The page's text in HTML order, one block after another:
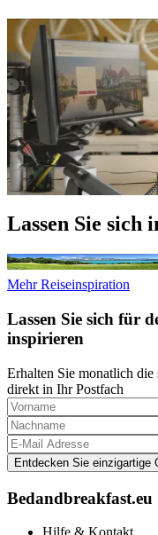
Haben Sie
Unser Team ist gerne für
Der Kundenservice von
gerne zur Verfügung. Wir
Mail, WhatsApp oder
Kontakt aufnehmen
Erfahren Sie mehr über
Lassen Sie sich
Die schönsten Seen in
Mehr Reiseinspiration
Lassen Sie sich für
inspirieren
Erhalten Sie monatlich
direkt in Ihr Postfach
Entdecken Sie einzigartige
Bedandbreakfast.eu